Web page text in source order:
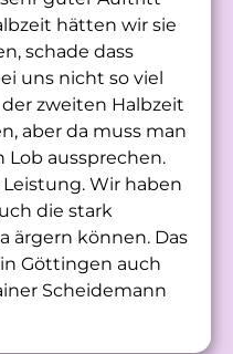
hätten wir sie
schade dass
uns nicht so viel
zweiten Halbzeit
aber da muss man
aussprechen.
Wir haben
die stark
ärgern können. Das
Göttingen auch
Scheidemann